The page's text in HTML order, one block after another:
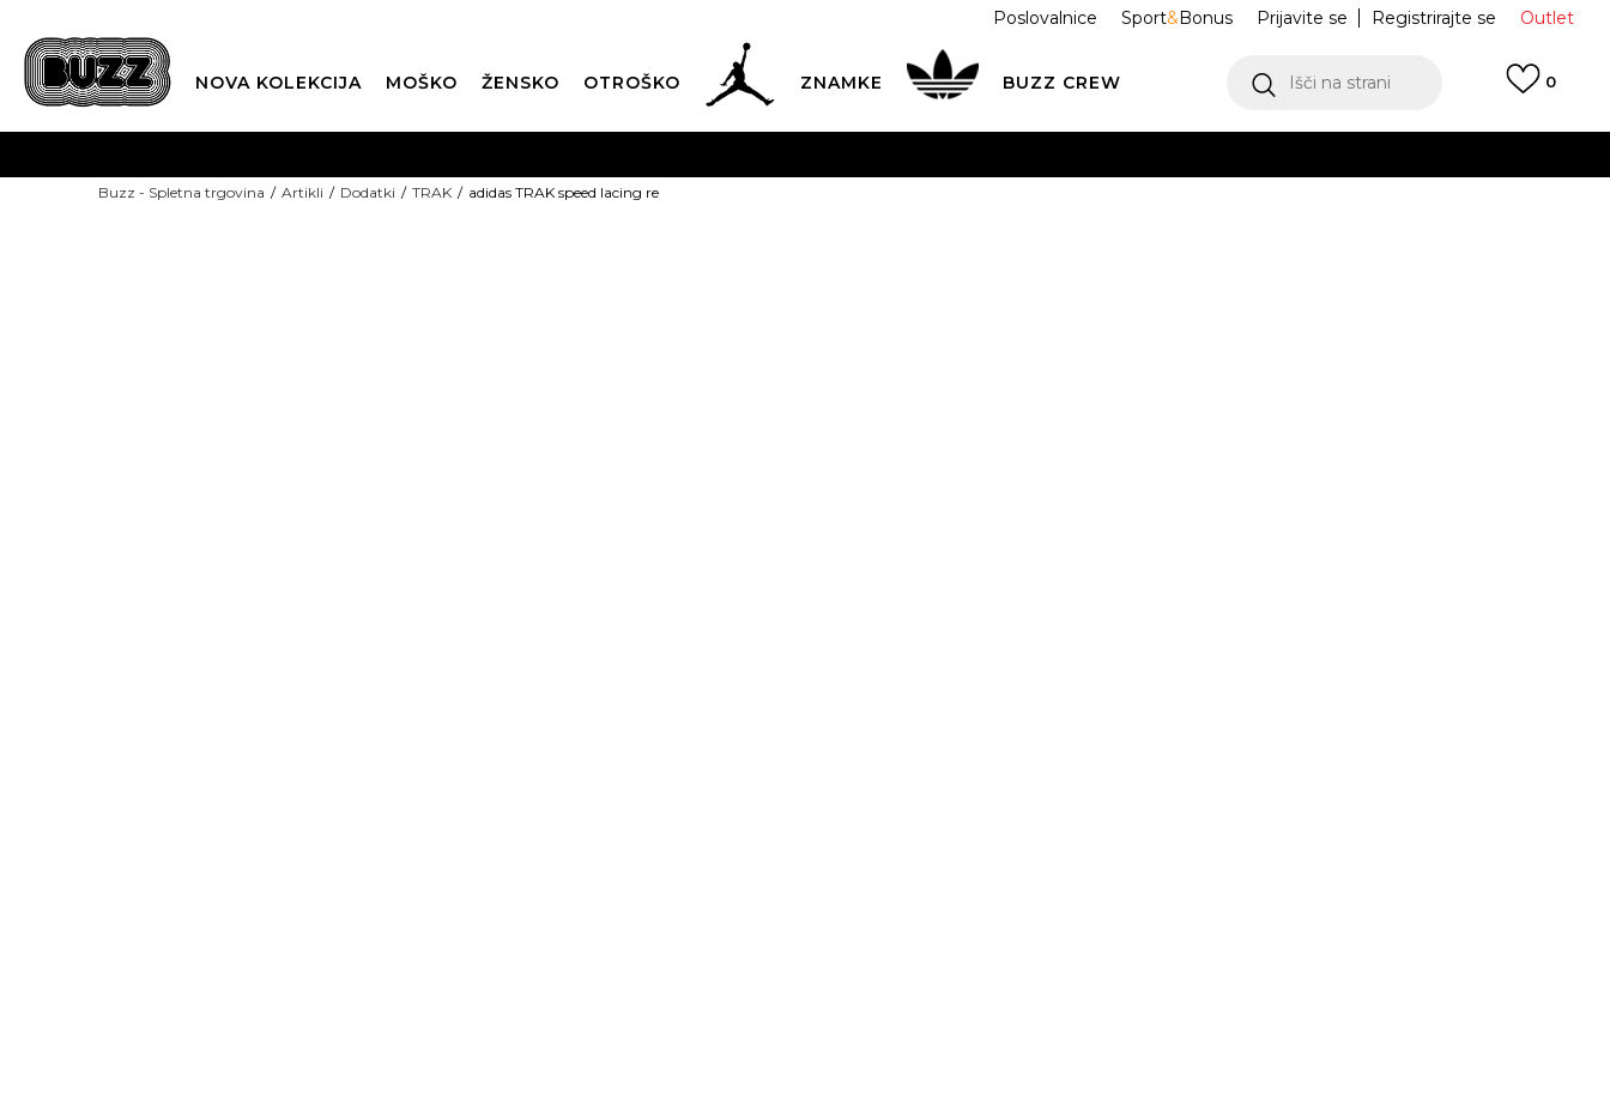
Outlet
Prijavite se Registrirajte se
Poslovalnice Sport&Bonus
NOVA KOLEKCIJA MOŠKO ŽENSKO OTROŠKO ZNAMKE BUZZ CREW Išči na strani 0
BREZPLAČNA POŠTNINA
Buzz - Spletna trgovina Artikli Dodatki TRAK adidas TRAK speed lacing re